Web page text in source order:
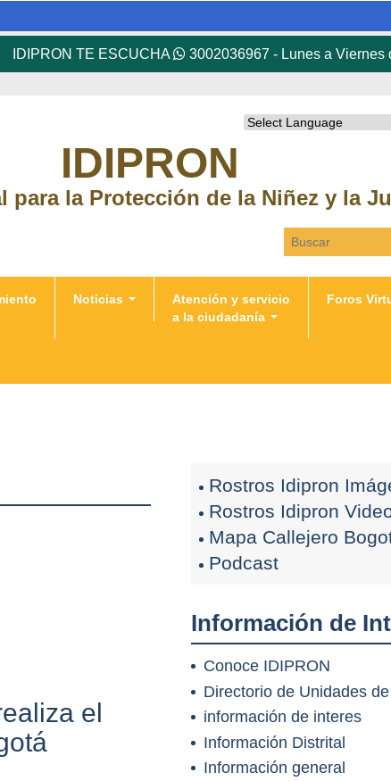
IDIPRON TE ESCUCHA 3002036967 - Lunes a Viernes
Search this site
IDIPRON
para la Protección de la Niñez y la
Noticias
Atención y servicio
a la ciudadanía
Foros
el
Rostros Idipron
Rostros Idipron
Mapa Callejero
Podcast
Información de
Conoce IDIPRON
Directorio de Unidades
información de interes
Información Distrital
Información general